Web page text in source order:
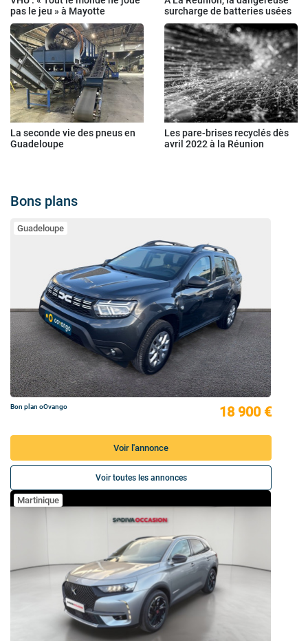
pas le jeu » à Mayotte
surcharge de batteries usées
La seconde vie des pneus en
Guadeloupe
Les pare-brises recyclés dès
avril 2022 à la Réunion
Bons plans
Guadeloupe
Bon plan oOvango 18 900 €
Voir l'annonce
Voir toutes les annonces
Martinique